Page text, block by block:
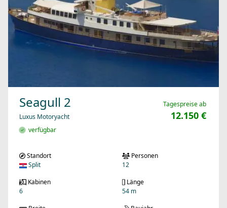
Seagull 2
Luxus Motoryacht
verfügbar
Tagespreise ab
12.150 €
Standort
Split
Personen
12
Kabinen
6
Länge
54 m